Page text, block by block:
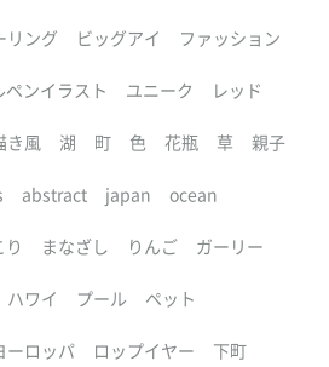
リング ビッグアイ ファッション
ペンイラスト ユニーク レッド
き風 湖 町 色 花瓶 草 親子
abstract japan ocean
まなざし りんご ガーリー
ハワイ プール ペット
ーロッパ ロップイヤー 下町